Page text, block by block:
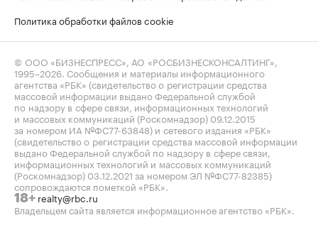
Политика обработки файлов cookie
© ООО «БИЗНЕСПРЕСС», АО «РОСБИЗНЕСКОНСАЛТИНГ»,
1995–2026 . Сообщения и материалы информационного
агентства «РБК» (свидетельство о регистрации средства
массовой информации выдано Федеральной службой
по надзору в сфере связи, информационных технологий
и массовых коммуникаций (Роскомнадзор) 09.12.2015
за номером ИА №ФС77-63848) и сетевого издания «РБК»
(свидетельство о регистрации средства массовой информации
выдано Федеральной службой по надзору в сфере связи,
информационных технологий и массовых коммуникаций
(Роскомнадзор) 03.12.2021 за номером ЭЛ №ФС77-82385)
сопровождаются пометкой «РБК».
18+ realty@rbc.ru
Владельцем сайта является информационное агентство «РБК».